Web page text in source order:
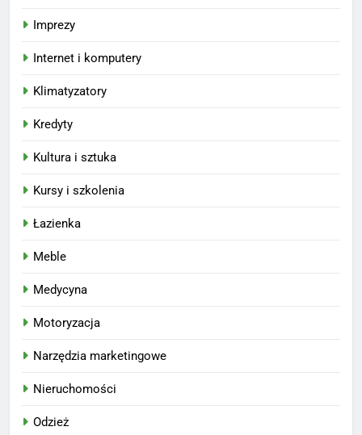
Imprezy
Internet i komputery
Klimatyzatory
Kredyty
Kultura i sztuka
Kursy i szkolenia
Łazienka
Meble
Medycyna
Motoryzacja
Narzędzia marketingowe
Nieruchomości
Odzież